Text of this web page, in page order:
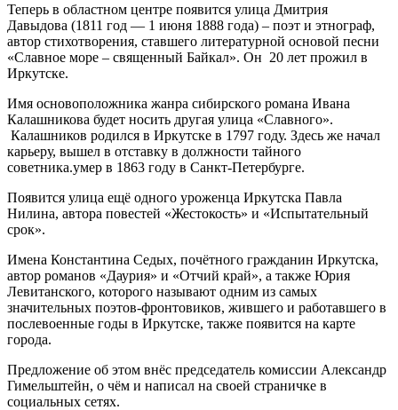
Теперь в областном центре появится улица Дмитрия
Давыдова (1811 год — 1 июня 1888 года) – поэт и этнограф,
автор стихотворения, ставшего литературной основой песни
«Славное море – священный Байкал». Он 20 лет прожил в
Иркутске.
Имя основоположника жанра сибирского романа Ивана
Калашникова будет носить другая улица «Славного».
Калашников родился в Иркутске в 1797 году. Здесь же начал
карьеру, вышел в отставку в должности тайного
советника.умер в 1863 году в Санкт-Петербурге.
Появится улица ещё одного уроженца Иркутска Павла
Нилина, автора повестей «Жестокость» и «Испытательный
срок».
Имена Константина Седых, почётного гражданин Иркутска,
автор романов «Даурия» и «Отчий край», а также Юрия
Левитанского, которого называют одним из самых
значительных поэтов-фронтовиков, жившего и работавшего в
послевоенные годы в Иркутске, также появится на карте
города.
Предложение об этом внёс председатель комиссии Александр
Гимельштейн, о чём и написал на своей страничке в
социальных сетях.